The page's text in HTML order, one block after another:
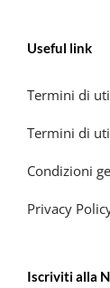
Useful link
Termini di
Termini di
Condizioni
Privacy
Iscriviti alla